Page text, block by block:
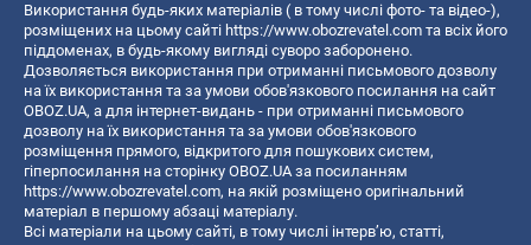
Використання будь-яких матеріалів ( в тому числі фото- та відео-),
розміщених на цьому сайті https://www.obozrevatel.com та всіх його
піддоменах, в будь-якому вигляді суворо заборонено.
Дозволяється використання при отриманні письмового дозволу
на їх використання та за умови обов'язкового посилання на сайт
OBOZ.UA, а для інтернет-видань - при отриманні письмового
дозволу на їх використання та за умови обов'язкового
розміщення прямого, відкритого для пошукових систем,
гіперпосилання на сторінку OBOZ.UA за посиланням
https://www.obozrevatel.com, на якій розміщено оригінальний
матеріал в першому абзаці матеріалу.
Всі матеріали на цьому сайті, в тому числі інтерв’ю, статті,